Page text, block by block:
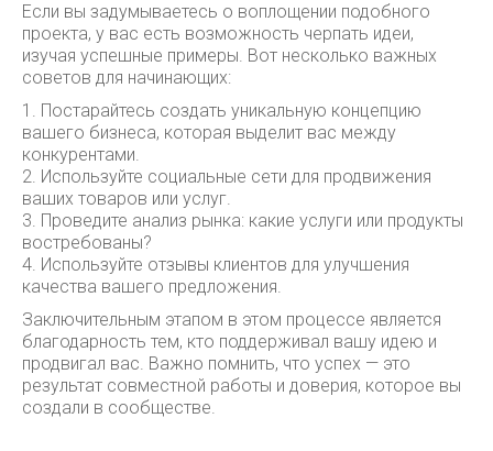
Если вы задумываетесь о воплощении подобного
проекта, у вас есть возможность черпать идеи,
изучая успешные примеры. Вот несколько важных
советов для начинающих:
1. Постарайтесь создать уникальную концепцию
вашего бизнеса, которая выделит вас между
конкурентами.
2. Используйте социальные сети для продвижения
ваших товаров или услуг.
3. Проведите анализ рынка: какие услуги или продукты
востребованы?
4. Используйте отзывы клиентов для улучшения
качества вашего предложения.
Заключительным этапом в этом процессе является
благодарность тем, кто поддерживал вашу идею и
продвигал вас. Важно помнить, что успех — это
результат совместной работы и доверия, которое вы
создали в сообществе.